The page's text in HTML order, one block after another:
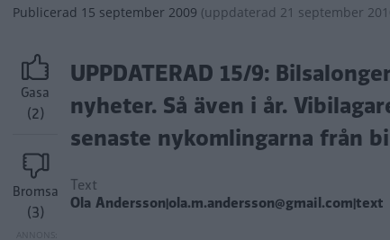
Publicerad 15 september 2009 (uppdaterad 21 september
Gasa
(2)
Bromsa
(3)
UPPDATERAD 15/9:
nyheter. Så även i år.
senaste nykomlingarna från
Text
Ola Andersson|ola.m.andersson@gmail.com|text